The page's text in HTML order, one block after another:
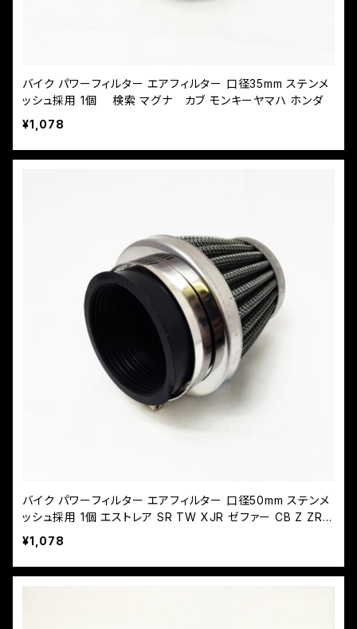
バイク パワーフィルター エアフィルター 口径35mm ステンメ
ッシュ採用 1個 検索 マグナ カブ モンキーヤマハ ホンダ
¥1,078
バイク パワーフィルター エアフィルター 口径50mm ステンメ
ッシュ採用 1個 エストレア SR TW XJR ゼファー CB Z ZRX
ヤマハ ホンダ
¥1,078